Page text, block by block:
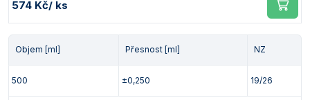
574 Kč/ ks
Objem [ml] Přesnost [ml] NZ
500 ±0,250 19/26